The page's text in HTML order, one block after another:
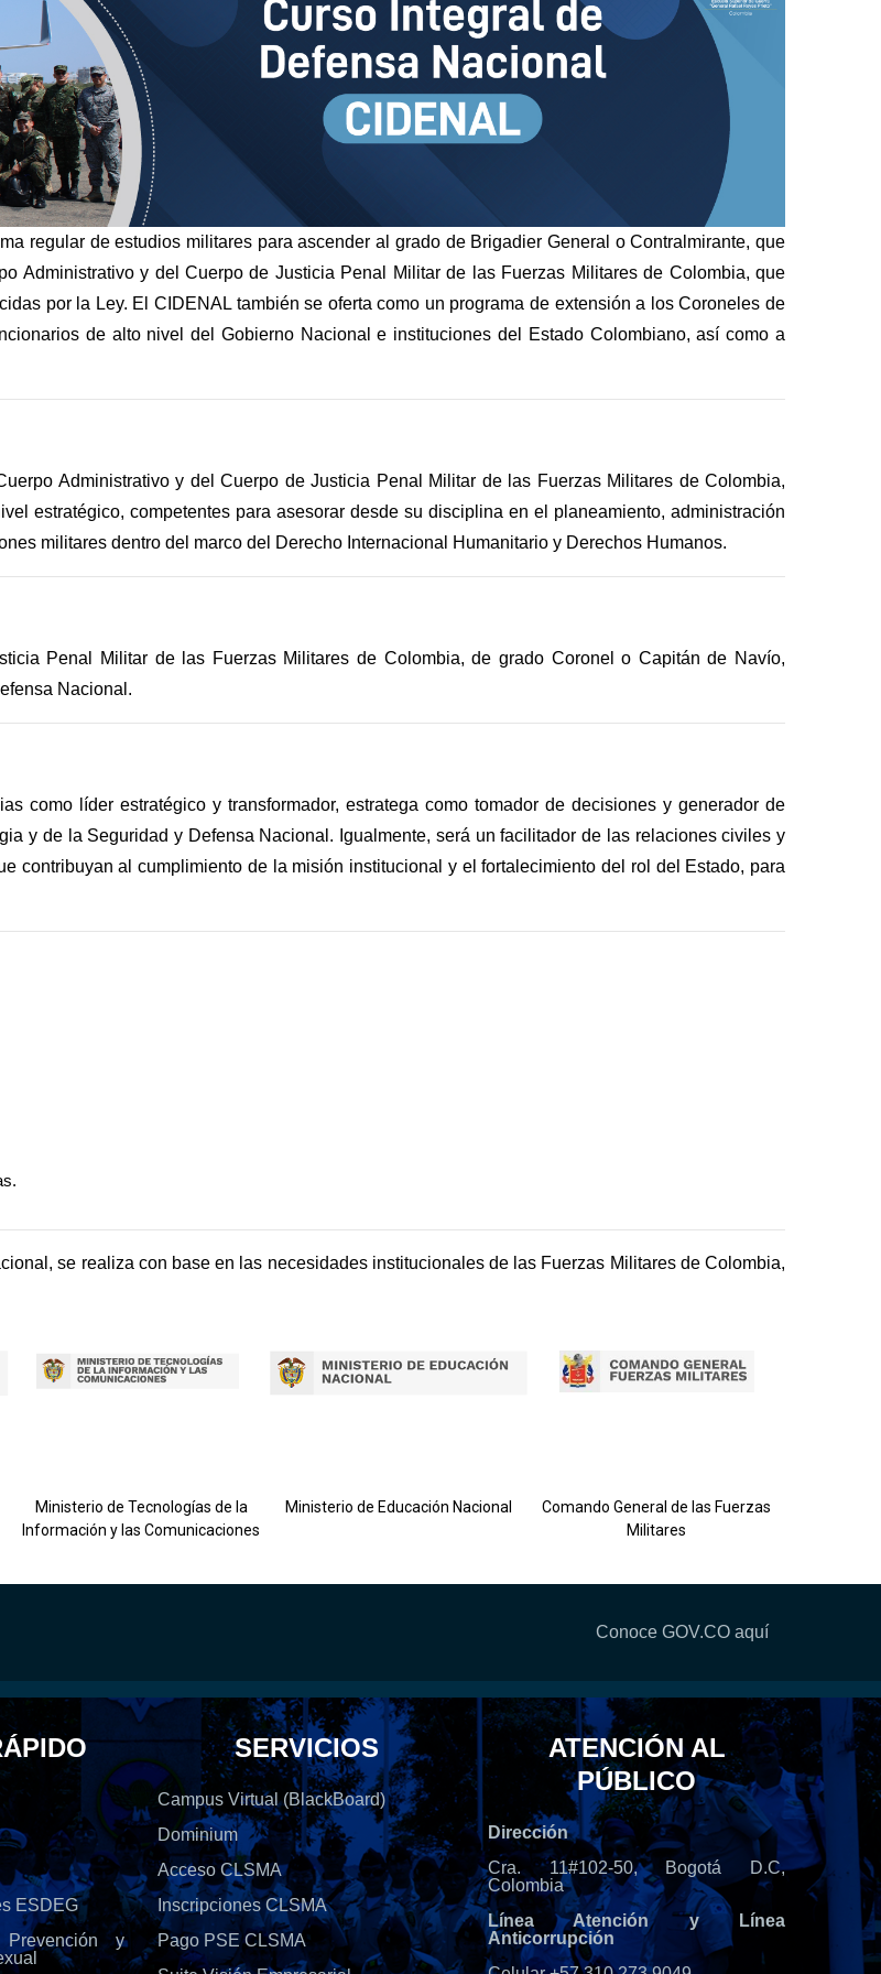
regular de estudios militares para ascender al grado de Brigadier General o Contralmirante, que
Administrativo y del Cuerpo de Justicia Penal Militar de las Fuerzas Militares de Colombia, que
por la Ley. El CIDENAL también se oferta como un programa de extensión a los Coroneles de
de alto nivel del Gobierno Nacional e instituciones del Estado Colombiano, así como a
Administrativo y del Cuerpo de Justicia Penal Militar de las Fuerzas Militares de Colombia,
estratégico, competentes para asesorar desde su disciplina en el planeamiento, administración
militares dentro del marco del Derecho Internacional Humanitario y Derechos Humanos.
Penal Militar de las Fuerzas Militares de Colombia, de grado Coronel o Capitán de Navío,
Nacional.
como líder estratégico y transformador, estratega como tomador de decisiones y generador de
y de la Seguridad y Defensa Nacional. Igualmente, será un facilitador de las relaciones civiles y
contribuyan al cumplimiento de la misión institucional y el fortalecimiento del rol del Estado, para
se realiza con base en las necesidades institucionales de las Fuerzas Militares de Colombia,
Ministerio de Tecnologías de la
Información y las Comunicaciones
Ministerio de Educación Nacional
Comando General de las Fuerzas
Militares
Conoce GOV.CO aquí
ESDEG
y
SERVICIOS
Campus Virtual (BlackBoard)
Dominium
Acceso CLSMA
Inscripciones CLSMA
Pago PSE CLSMA
ATENCIÓN AL
PÚBLICO
Dirección
Cra. 11#102-50, Bogotá D.C,
Colombia
Línea Atención y Línea
Anticorrupción